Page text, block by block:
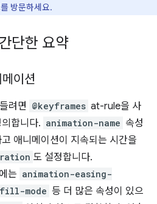
방문하세요.
간단한 요약
이션
려면 @keyframes at-rule을 사
합니다. animation-name 속성
애니메이션이 지속되는 시간을
도 설정합니다.
는 animation-easing-
mode 등 더 많은 속성이 있으